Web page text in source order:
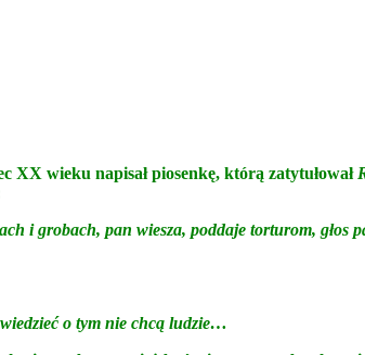
XX wieku napisał piosenkę, którą zatytułował
i grobach, pan wiesza, poddaje torturom, głos
wiedzieć o tym nie chcą ludzie…